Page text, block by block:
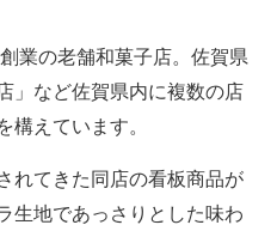
業の老舗和菓子店。佐賀県
」など佐賀県内に複数の店
構えています。
れてきた同店の看板商品が
生地であっさりとした味わ